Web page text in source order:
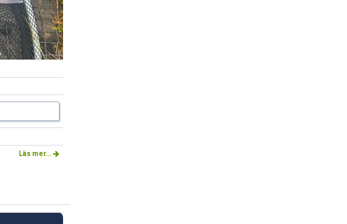
Läs mer...